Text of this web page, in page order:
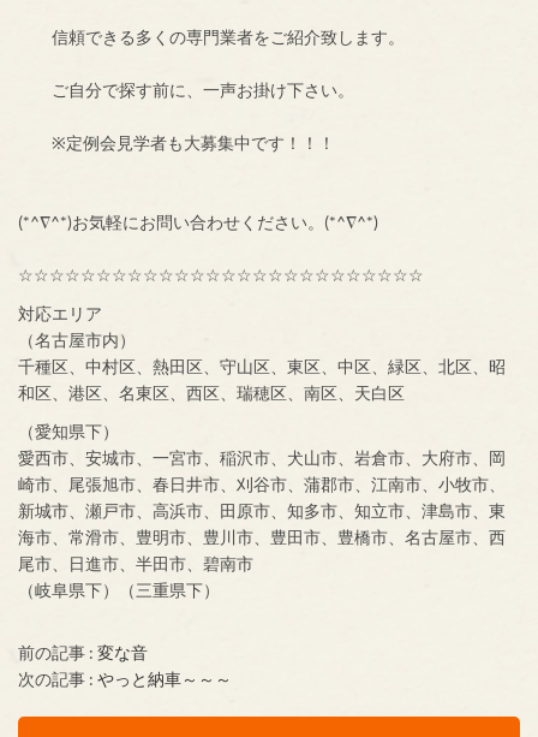
信頼できる多くの専門業者をご紹介致します。
ご自分で探す前に、一声お掛け下さい。
※定例会見学者も大募集中です！！！
(*^∇^*)お気軽にお問い合わせください。(*^∇^*)
☆☆☆☆☆☆☆☆☆☆☆☆☆☆☆☆☆☆☆☆☆☆☆☆☆☆
対応エリア
（名古屋市内）
千種区、中村区、熱田区、守山区、東区、中区、緑区、北区、昭
和区、港区、名東区、西区、瑞穂区、南区、天白区
（愛知県下）
愛西市、安城市、一宮市、稲沢市、犬山市、岩倉市、大府市、岡
崎市、尾張旭市、春日井市、刈谷市、蒲郡市、江南市、小牧市、
新城市、瀬戸市、高浜市、田原市、知多市、知立市、津島市、東
海市、常滑市、豊明市、豊川市、豊田市、豊橋市、名古屋市、西
尾市、日進市、半田市、碧南市
（岐阜県下）（三重県下）
前の記事 : 変な音
次の記事 : やっと納車～～～